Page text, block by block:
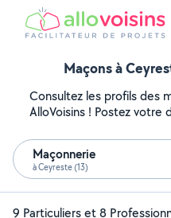
Maçons à
Consultez les profils des
AlloVoisins ! Postez votre
Maçonnerie
à Ceyreste (13)
9 Particuliers et 8